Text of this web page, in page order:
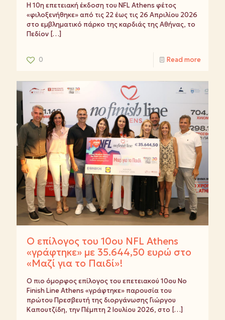
Η 10η επετειακή έκδοση του NFL Athens φέτος
«φιλοξενήθηκε» από τις 22 έως τις 26 Απριλίου 2026
στο εμβληματικό πάρκο της καρδιάς της Αθήνας, το
Πεδίον […]
0 Read more
Ο επίλογος του 10ου NFL Athens
«γράφτηκε» με 35.644,50 ευρώ στο
«Μαζί για το Παιδί»!
Ο πιο όμορφος επίλογος του επετειακού 10ου No
Finish Line Athens «γράφτηκε» παρουσία του
πρώτου Πρεσβευτή της διοργάνωσης Γιώργου
Καπουτζίδη, την Πέμπτη 2 Ιουλίου 2026, στο […]